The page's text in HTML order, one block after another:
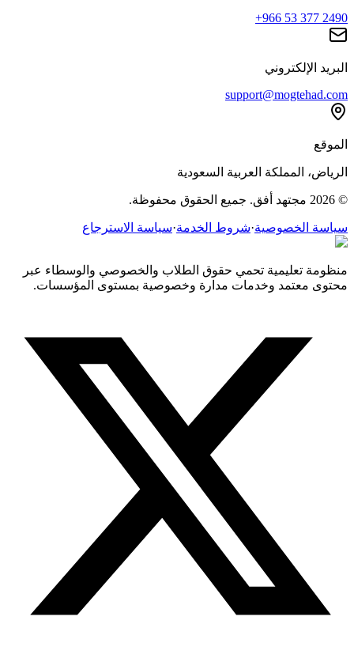
+966 53 377 2490
البريد الإلكتروني
support@mogtehad.com
الموقع
الرياض، المملكة العربية السعودية
© 2026 مجتهد أفق. جميع الحقوق محفوظة.
سياسة الخصوصية·شروط الخدمة·سياسة الاسترجاع
منظومة تعليمية تحمي حقوق الطلاب والخصوصي والوسطاء عبر
محتوى معتمد وخدمات مدارة وخصوصية بمستوى المؤسسات.